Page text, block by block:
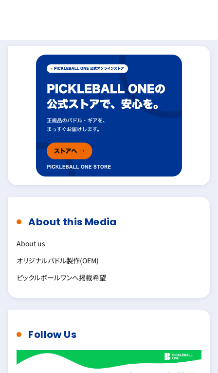
About this Media
About us
オリジナルパドル製作(OEM)
ピックルボールワンへ掲載希望
Follow Us